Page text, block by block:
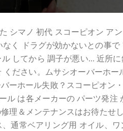
シマノ 初代 スコーピオン ア
く ドラグが効かないとの事
してから 調子が悪い... 近所
ださい。ムサシオーバーホ
ーホール失敗？スコーピオン
ル は各メーカーの パーツ発注
理＆メンテナンスはお待たせ
通常ベアリング用 オイル、